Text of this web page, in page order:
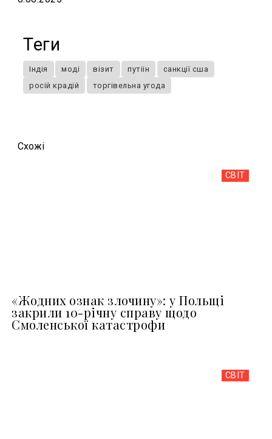
Теги
Індія моді візит путіін
санкції сша
росій крадій
торгівельна угода
Схожi
СВІТ
«Жодних ознак злочину»: у Польщі
закрили 10-річну справу щодо
Смоленської катастрофи
СВІТ